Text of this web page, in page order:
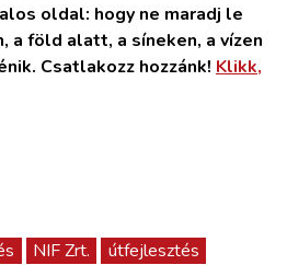
oldal: hogy ne maradj le
a föld alatt, a síneken, a vízen
Csatlakozz hozzánk! Klikk,
NIF Zrt.
útfejlesztés